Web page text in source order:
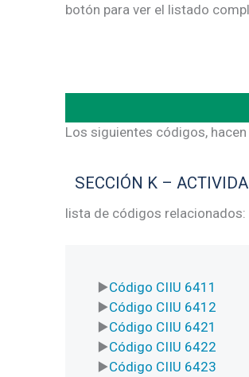
botón para ver el listado
Los siguientes códigos,
SECCIÓN K –
lista de códigos relacionados:
Código CIIU 6411
Código CIIU 6412
Código CIIU 6421
Código CIIU 6422
Código CIIU 6423